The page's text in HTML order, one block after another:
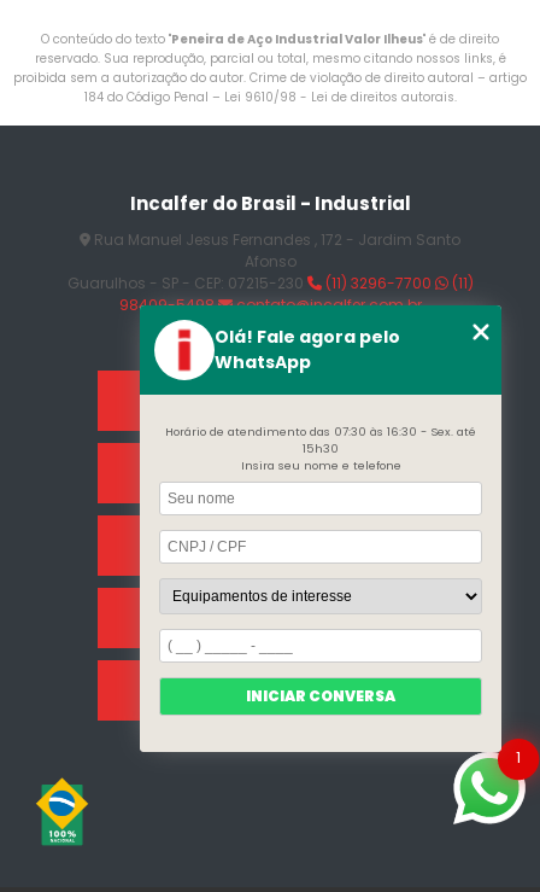
O conteúdo do texto "Peneira de Aço Industrial Valor Ilheus" é de direito
reservado. Sua reprodução, parcial ou total, mesmo citando nossos links, é
proibida sem a autorização do autor. Crime de violação de direito autoral – artigo
184 do Código Penal – Lei 9610/98 - Lei de direitos autorais.
Incalfer do Brasil - Industrial
Rua Manuel Jesus Fernandes , 172 - Jardim Santo
Afonso
Guarulhos - SP - CEP: 07215-230
(11) 3296-7700
(11)
98409-5498
contato@incalfer.com.br
Home
Sobre Nós
Categorias
Clientes
Mapa do site
1
Olá! Fale agora pelo
WhatsApp
Horário de atendimento das 07:30 às 16:30 - Sex. até
15h30
Insira seu nome e telefone
INICIAR CONVERSA